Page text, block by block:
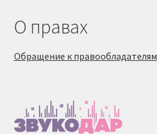
О правах
Обращение к правообладателям